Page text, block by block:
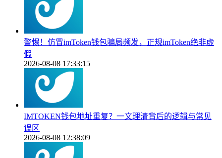
警惕！仿冒imToken钱包骗局频发，正规imToken绝非虚
假
2026-08-08 17:33:15
IMTOKEN钱包地址重复？一文理清背后的逻辑与常见
误区
2026-08-08 12:38:09